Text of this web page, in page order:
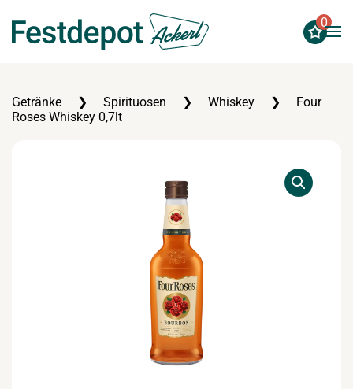
Zum Hauptinhalt springen
0
Getränke Spirituosen Whiskey
Four
Roses Whiskey 0,7lt